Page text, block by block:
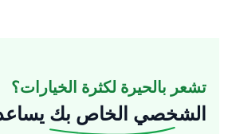
تشعر بالحيرة لكثرة الخيارات؟
الشخصي الخاص بك